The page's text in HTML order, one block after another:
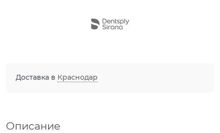
Доставка в Краснодар
Описание